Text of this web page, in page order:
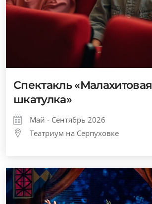
Спектакль «Малахитовая
шкатулка»
Май - Сентябрь 2026
Театриум на Серпуховке